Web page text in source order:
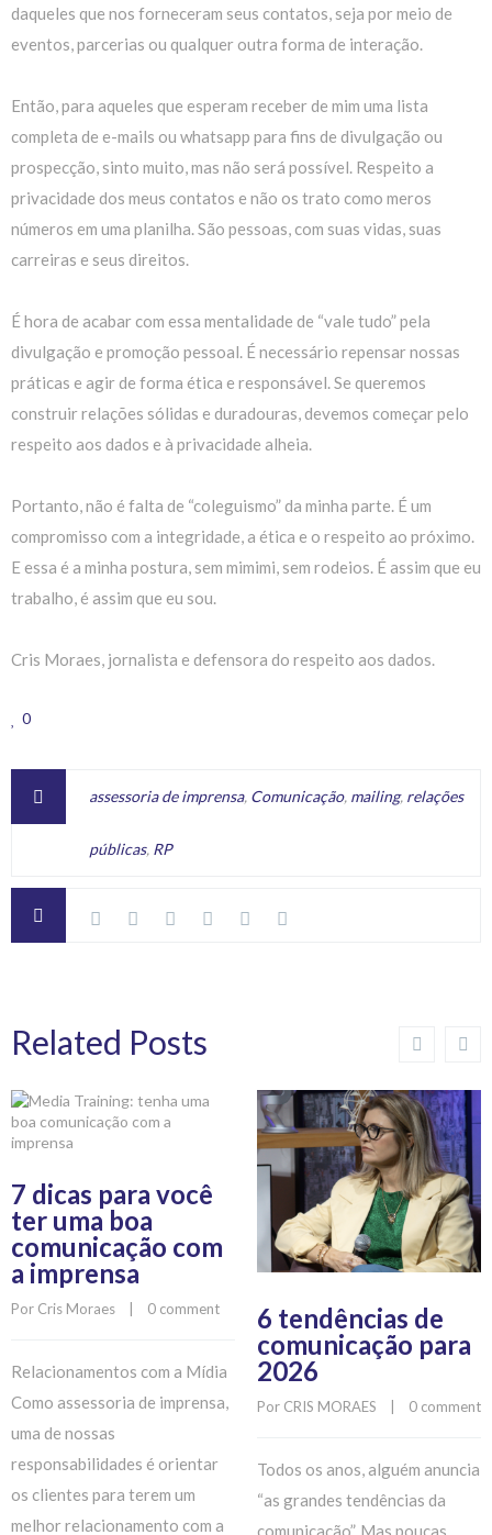
daqueles que nos forneceram seus contatos, seja por meio de
eventos, parcerias ou qualquer outra forma de interação.
Então, para aqueles que esperam receber de mim uma lista
completa de e-mails ou whatsapp para fins de divulgação ou
prospecção, sinto muito, mas não será possível. Respeito a
privacidade dos meus contatos e não os trato como meros
números em uma planilha. São pessoas, com suas vidas, suas
carreiras e seus direitos.
É hora de acabar com essa mentalidade de “vale tudo” pela
divulgação e promoção pessoal. É necessário repensar nossas
práticas e agir de forma ética e responsável. Se queremos
construir relações sólidas e duradouras, devemos começar pelo
respeito aos dados e à privacidade alheia.
Portanto, não é falta de “coleguismo” da minha parte. É um
compromisso com a integridade, a ética e o respeito ao próximo.
E essa é a minha postura, sem mimimi, sem rodeios. É assim que eu
trabalho, é assim que eu sou.
Cris Moraes, jornalista e defensora do respeito aos dados.
0
assessoria de imprensa, Comunicação, mailing, relações
públicas, RP
Related Posts
7 dicas para você
ter uma boa
comunicação com
a imprensa
Por Cris Moraes
    |
0 comment
Relacionamentos com a Mídia
Como assessoria de imprensa,
uma de nossas
responsabilidades é orientar
os clientes para terem um
melhor relacionamento com a
6 tendências de
comunicação para
2026
Por CRIS MORAES 0 comment
Todos os anos, alguém anuncia
“as grandes tendências da
comunicação”. Mas poucas